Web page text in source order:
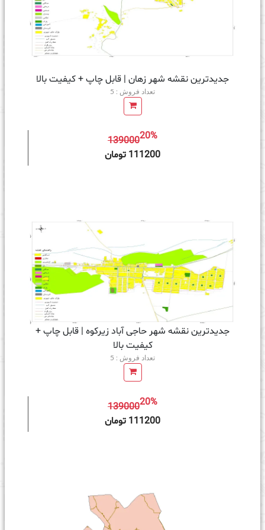
جدیدترین نقشه شهر زهان | قابل چاپ + کیفیت بالا
تعداد فروش : 5
13900020%
111200 تومان
جدیدترین نقشه شهر حاجی آباد زیرکوه | قابل چاپ +
کیفیت بالا
تعداد فروش : 5
13900020%
111200 تومان